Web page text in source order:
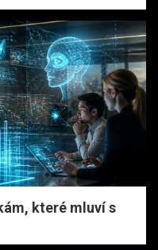
které mluví s